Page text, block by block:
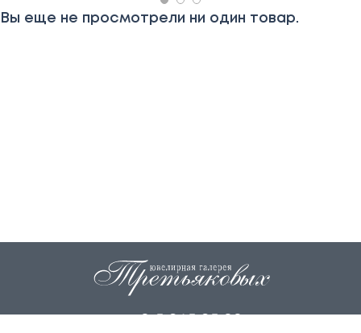
Вы еще не просмотрели ни один товар.